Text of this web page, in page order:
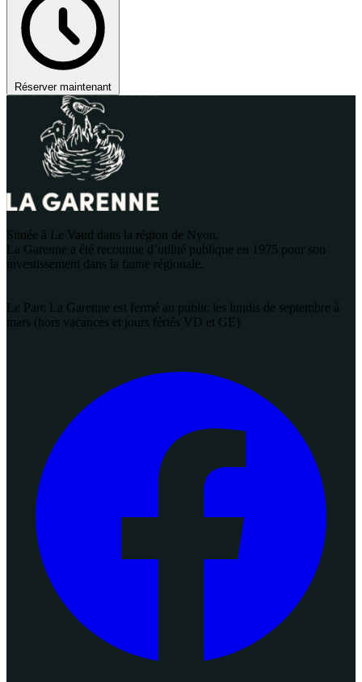
Réserver maintenant
Située à Le Vaud dans la région de Nyon,
La Garenne a été reconnue d’utilité publique en 1975 pour son
investissement dans la faune régionale.
Le Parc La Garenne est fermé au public les lundis de septembre à
mars (hors vacances et jours fériés VD et GE)